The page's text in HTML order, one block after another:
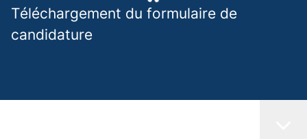
Téléchargement du formulaire de
candidature